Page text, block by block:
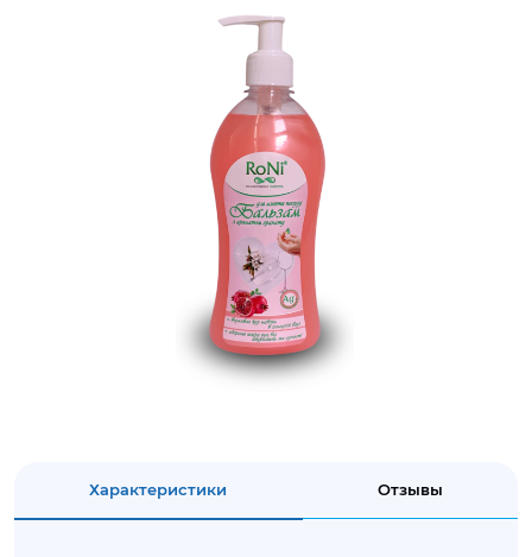
Характеристики Отзывы